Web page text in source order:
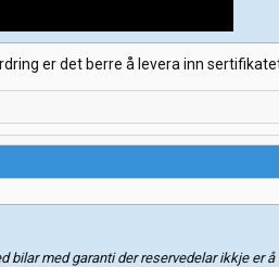
er det berre å levera inn
bilar med garanti der reservedelar ikkje er